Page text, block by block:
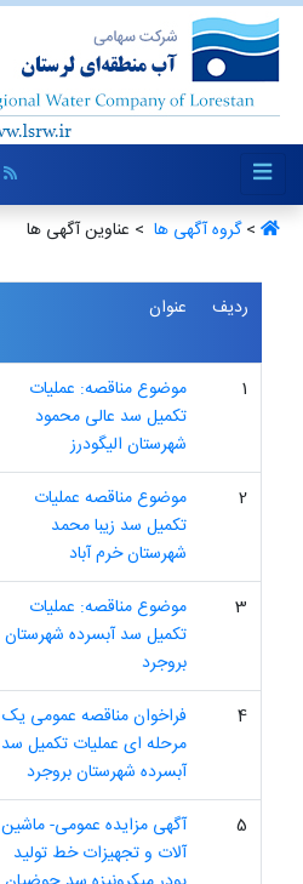
>گروه آگهی ها ‏ > عناوین آگهی ها
ردیف عنوان
1
موضوع مناقصه: عملیات
تکمیل سد عالی محمود
شهرستان الیگودرز
2
موضوع مناقصه عملیات
تکمیل سد زیبا محمد
شهرستان خرم آباد
3
موضوع مناقصه: عملیات
تکمیل سد آبسرده شهرستان
بروجرد
4
فراخوان مناقصه عمومی یک
مرحله ای عملیات تکمیل سد
آبسرده شهرستان بروجرد
5
آگهی مزایده عمومی- ﻣﺎﺷﯿﻦ
آﻻت و ﺗﺠﻬﯿﺰات ﺧﻂ ﺗﻮﻟﯿﺪ